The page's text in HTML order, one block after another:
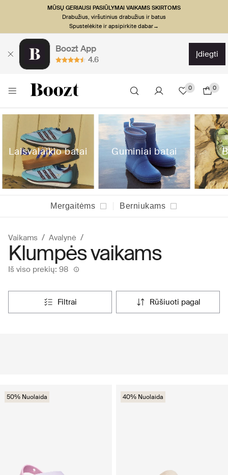
MŪSŲ GERIAUSI PASIŪLYMAI VAIKAMS SKIRTOMS
Drabužius, viršutinius drabužius ir batus
Spustelėkite ir apsipirkite dabar→
Boozt App
4.6
įdiegti
0 0
Laisvalaikio batai Guminiai batai
Mergaitėms Berniukams
Vaikams Avalynė
Klumpės vaikams
Iš viso prekių: 98
filtrai rūšiuoti pagal
50% Nuolaida 40% Nuolaida